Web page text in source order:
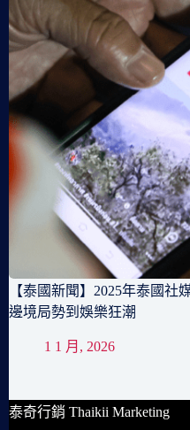
【泰國新聞】2025年泰國社
邊境局勢到娛樂狂潮
1 1 月, 2026
泰奇行銷 Thaikii Marketing